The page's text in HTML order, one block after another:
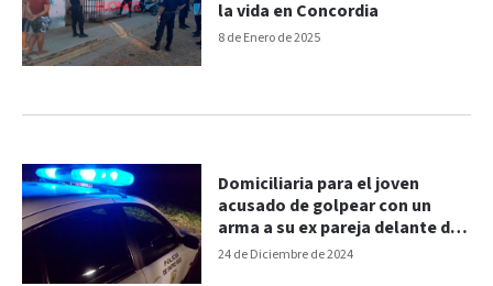
8 de Enero de 2025
la vida en Concordia
24 de Diciembre de 2024
Domiciliaria para el joven
acusado de golpear con un
arma a su ex pareja delante de
su hija